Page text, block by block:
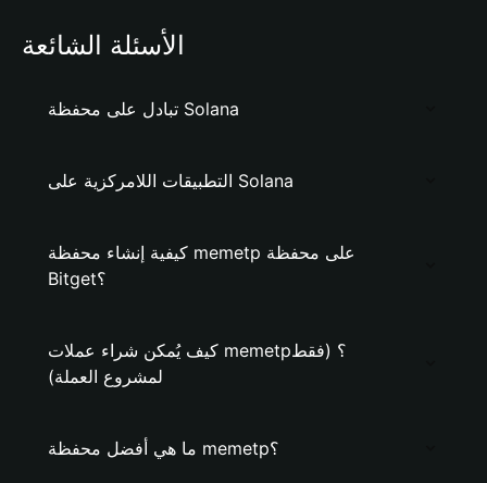
الأسئلة الشائعة
تبادل على محفظة Solana
التطبيقات اللامركزية على Solana
كيفية إنشاء محفظة memetp على محفظة
Bitget؟
كيف يُمكن شراء عملات memetp؟ (فقط
لمشروع العملة)
ما هي أفضل محفظة memetp؟